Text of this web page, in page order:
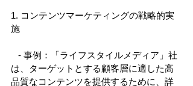
1. コンテンツマーケティングの戦略的実
施
- 事例：「ライフスタイルメディア」社
は、ターゲットとする顧客層に適した高
品質なコンテンツを提供するために、詳